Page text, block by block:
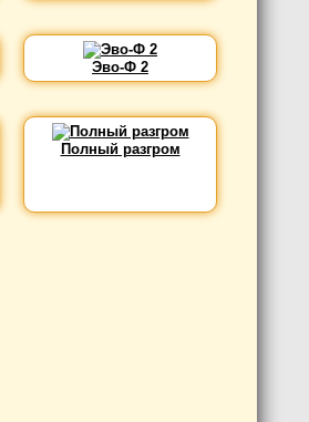
Эво-Ф 2
Полный разгром